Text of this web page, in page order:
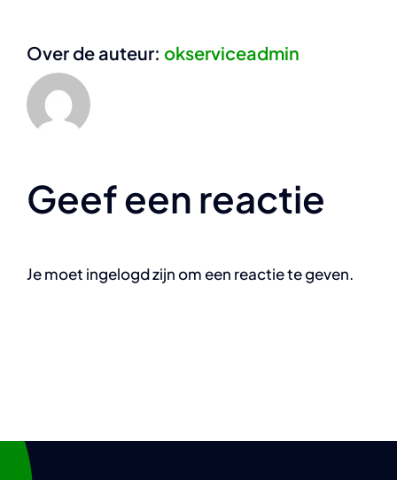
Over de auteur: okserviceadmin
Geef een reactie
Je moet ingelogd zijn om een reactie te geven.